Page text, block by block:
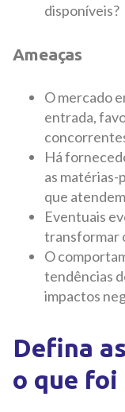
disponíveis?
Ameaças
O mercado
entrada,
Há
as matérias-
que
Eventuais
transformar
O
tendências
impactos
Defina
o que